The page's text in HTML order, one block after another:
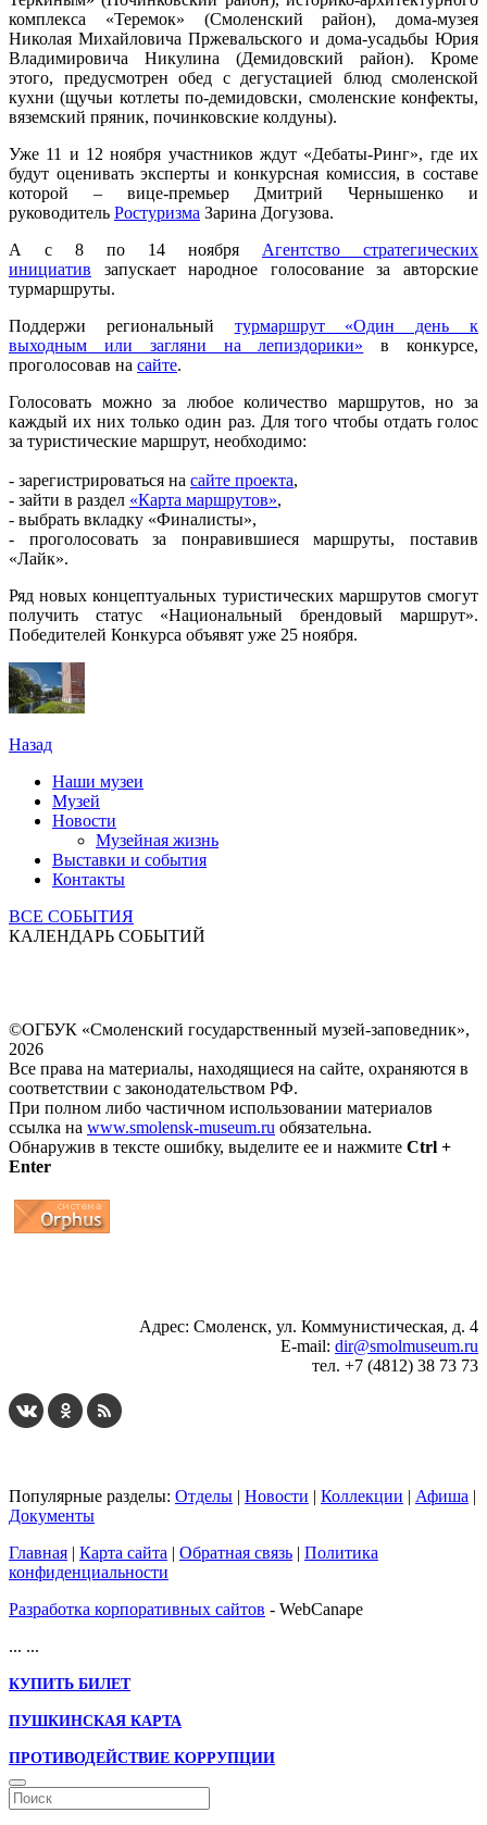
комплекса «Теремок» (Смоленский район), дома-музея
Николая Михайловича Пржевальского и дома-усадьбы Юрия
Владимировича Никулина (Демидовский район). Кроме
этого, предусмотрен обед с дегустацией блюд смоленской
кухни (щучьи котлеты по-демидовски, смоленские конфекты,
вяземский пряник, починковские колдуны).
Уже 11 и 12 ноября участников ждут «Дебаты-Ринг», где их
будут оценивать эксперты и конкурсная комиссия, в составе
которой – вице-премьер Дмитрий Чернышенко и
руководитель Ростуризма Зарина Догузова.
А с 8 по 14 ноября Агентство стратегических
инициатив запускает народное голосование за авторские
турмаршруты.
Поддержи региональный турмаршрут «Один день к
выходным или загляни на лепиздорики» в конкурсе,
проголосовав на сайте.
Голосовать можно за любое количество маршрутов, но за
каждый их них только один раз. Для того чтобы отдать голос
за туристические маршрут, необходимо:
- зарегистрироваться на сайте проекта,
- зайти в раздел «Карта маршрутов»,
- выбрать вкладку «Финалисты»,
- проголосовать за понравившиеся маршруты, поставив
«Лайк».
Ряд новых концептуальных туристических маршрутов смогут
получить статус «Национальный брендовый маршрут».
Победителей Конкурса объявят уже 25 ноября.
Назад
Наши музеи
Музей
Новости
Музейная жизнь
Выставки и события
Контакты
ВСЕ СОБЫТИЯ
КАЛЕНДАРЬ СОБЫТИЙ
©ОГБУК «Смоленский государственный музей-заповедник»,
2026
Все права на материалы, находящиеся на сайте, охраняются в
соответствии с законодательством РФ.
При полном либо частичном использовании материалов
ссылка на www.smolensk-museum.ru обязательна.
Обнаружив в тексте ошибку, выделите ее и нажмите Ctrl +
Enter
Адрес: Смоленск, ул. Коммунистическая, д. 4
E-mail: dir@smolmuseum.ru
тел. +7 (4812) 38 73 73
Популярные разделы: Отделы | Новости | Коллекции | Афиша |
Документы
Главная | Карта сайта | Обратная связь | Политика
конфиденциальности
Разработка корпоративных сайтов - WebCanape
... ...
КУПИТЬ БИЛЕТ
ПУШКИНСКАЯ КАРТА
ПРОТИВОДЕЙСТВИЕ КОРРУПЦИИ